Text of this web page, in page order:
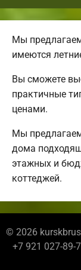
Мы
имеются
Вы сможете
практичные
ценами.
Мы
дома
этажных и
коттеджей.
© 2026
+7 921 027-89-